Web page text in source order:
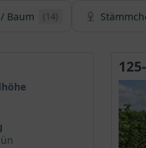
Magnolie
den Gärtner mit
in Europa
in dem U.S. National
und der Magnolia
Baum (14)